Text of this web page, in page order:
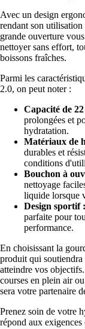
Avec un design
rendant son
grande ouverture
nettoyer sans effort,
boissons fraîches.
Parmi les
2.0, on peut noter :
Capacité de
prolongées et
hydratation.
Matériaux de
durables et
conditions
Bouchon à
nettoyage
liquide lorsque
Design sportif :
parfaite pour
performance.
En choisissant la
produit qui
atteindre vos
courses en plein air
sera votre partenaire
Prenez soin de votre
répond aux